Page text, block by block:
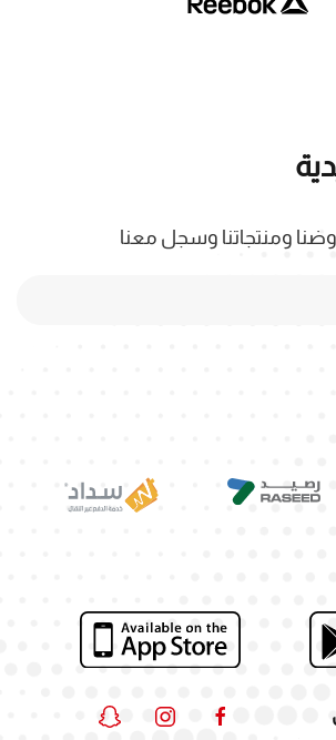
ومنتجاتنا وسجل معنا